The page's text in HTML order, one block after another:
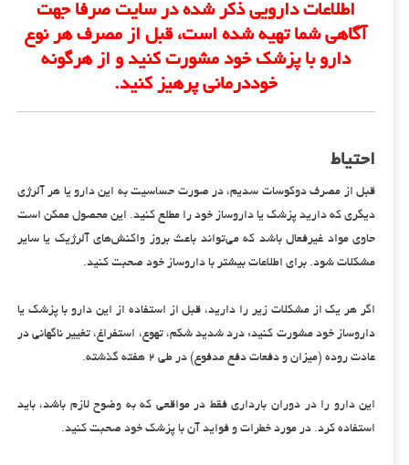
اطلاعات دارویی ذکر شده در سایت صرفا جهت
آگاهی شما تهیه شده است، قبل از مصرف هر نوع
دارو با پزشک خود مشورت کنید و از هرگونه
خوددرمانی پرهیز کنید.
احتیاط
قبل از مصرف دوکوسات سدیم، در صورت حساسیت به این دارو یا هر آلرژی
دیگری که دارید پزشک یا داروساز خود را مطلع کنید. این محصول ممکن است
حاوی مواد غیرفعال باشد که می‌تواند باعث بروز واکنش‌های آلرژیک یا سایر
مشکلات شود. برای اطلاعات بیشتر با داروساز خود صحبت کنید.
اگر هر یک از مشکلات زیر را دارید، قبل از استفاده از این دارو با پزشک یا
داروساز خود مشورت کنید: درد شدید شکم، تهوع، استفراغ، تغییر ناگهانی در
عادت روده (میزان و دفعات دفع مدفوع) در طی ۲ هفته گذشته.
این دارو را در دوران بارداری فقط در مواقعی که به وضوح لازم باشد، باید
استفاده کرد. در مورد خطرات و فواید آن با پزشک خود صحبت کنید.